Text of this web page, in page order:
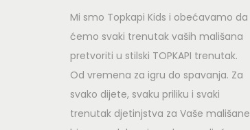
Mi smo Topkapi Kids i obećavamo da
ćemo svaki trenutak vaših mališana
pretvoriti u stilski TOPKAPI trenutak.
Od vremena za igru do spavanja. Za
svako dijete, svaku priliku i svaki
trenutak djetinjstva za Vaše mališane